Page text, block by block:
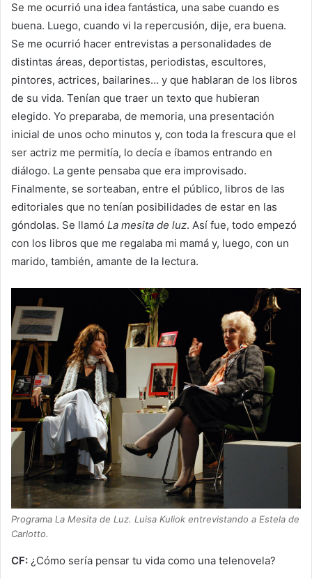
Se me ocurrió una idea fantástica, una sabe cuando es
buena. Luego, cuando vi la repercusión, dije, era buena.
Se me ocurrió hacer entrevistas a personalidades de
distintas áreas, deportistas, periodistas, escultores,
pintores, actrices, bailarines… y que hablaran de los libros
de su vida. Tenían que traer un texto que hubieran
elegido. Yo preparaba, de memoria, una presentación
inicial de unos ocho minutos y, con toda la frescura que el
ser actriz me permitía, lo decía e íbamos entrando en
diálogo. La gente pensaba que era improvisado.
Finalmente, se sorteaban, entre el público, libros de las
editoriales que no tenían posibilidades de estar en las
góndolas. Se llamó La mesita de luz. Así fue, todo empezó
con los libros que me regalaba mi mamá y, luego, con un
marido, también, amante de la lectura.
Programa La Mesita de Luz. Luisa Kuliok entrevistando a Estela de
Carlotto.
CF: ¿Cómo sería pensar tu vida como una telenovela?